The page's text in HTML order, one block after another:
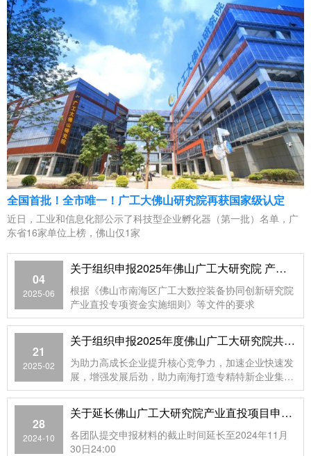
全国首批！全市唯一！广工大佛山研究院再获国家级认定
近日，工业和信息化部公示了科技型企业孵化器（第一批）名单，广
东省16家单位上榜，佛山仅1家
04
2025-06
关于组织申报2025年佛山广工大研究院 产业直投项目的通知
根据《佛山市南海区广工大数控装备协同创新研究院
产业直投专项资金实施细则》等文件的要求
21
2025-02
关于组织申报2025年度佛山广工大研究院共建研发机构建设项目的通知
为助力高成长企业提升核心竞争力，加速企业快速发
展，增强发展后劲，助力南海打造专精特新企业集
群，推动产业高质量发展
28
2024-10
关于延长佛山广工大研究院产业直投项目申报时间的通知
各团队提交申报材料的截止时间延长至2024年11月
30日24:00